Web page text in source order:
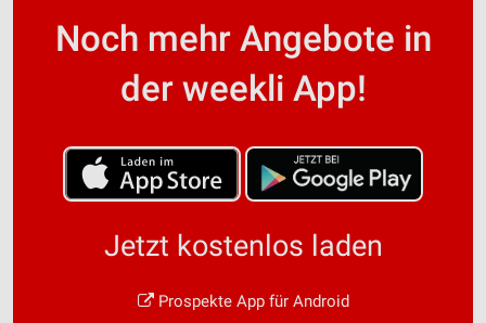
Noch mehr Angebote in
der weekli App!
Jetzt kostenlos laden
Prospekte App für Android